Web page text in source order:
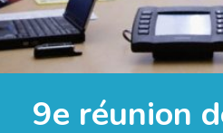
9e réunion